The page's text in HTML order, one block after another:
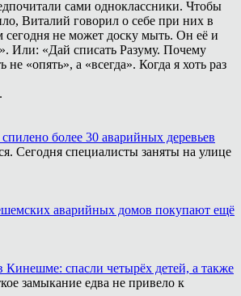
сами одноклассники. Чтобы
Виталий говорил о себе при них в
сегодня не может доску мыть. Он её и
Или: «Дай списать Разуму. Почему
не «опять», а «всегда». Когда я хоть раз
более 30 аварийных деревьев
Сегодня специалисты заняты на улице
аварийных домов покупают ещё
спасли четырёх детей, а также
замыкание едва не привело к